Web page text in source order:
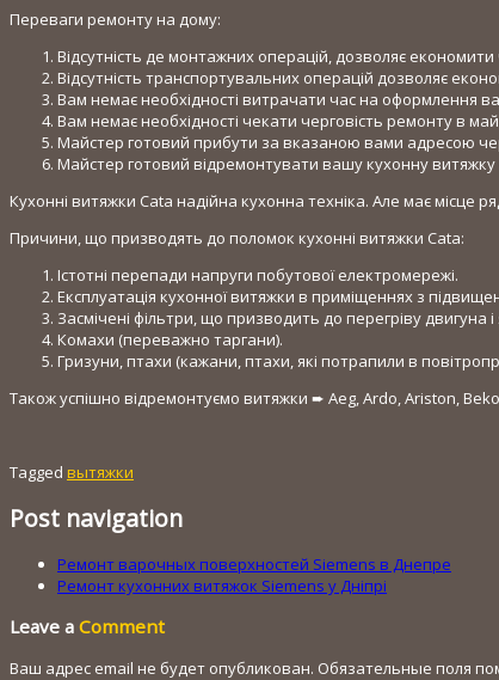
Переваги ремонту на дому:
Відсутність де монтажних операцій, дозволяє економити
Відсутність транспортувальних операцій дозволяє
Вам немає необхідності витрачати час на оформлення
Вам немає необхідності чекати черговість ремонту в
Майстер готовий прибути за вказаною вами адресою
Майстер готовий відремонтувати вашу кухонну витяжку
Кухонні витяжки Cata надійна кухонна техніка. Але має
Причини, що призводять до поломок кухонні витяжки Cata:
Істотні перепади напруги побутової електромережі.
Експлуатація кухонної витяжки в приміщеннях з
Засмічені фільтри, що призводить до перегріву двигуна
Комахи (переважно таргани).
Гризуни, птахи (кажани, птахи, які потрапили в
Також успішно відремонтуємо витяжки ➨ Aeg, Ardo, Ariston,
Tagged вытяжки
Post navigation
Ремонт варочных поверхностей Siemens в Днепре
Ремонт кухонних витяжок Siemens у Дніпрі
Leave a Comment
Ваш адрес email не будет опубликован. Обязательные поля